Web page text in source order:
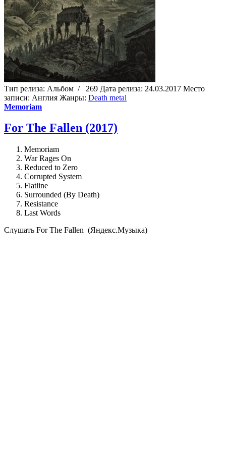
Тип релиза: Альбом / 269 Дата релиза: 24.03.2017 Место
записи: Англия Жанры: Death metal
Memoriam
For The Fallen (2017)
Memoriam
War Rages On
Reduced to Zero
Corrupted System
Flatline
Surrounded (By Death)
Resistance
Last Words
Cлушать For The Fallen (Яндекс.Музыка)